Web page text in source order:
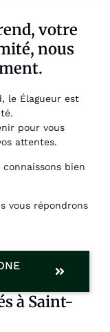
votre
nous
le Élagueur est
pour vous
attentes.
bien
vous répondrons
à Saint-